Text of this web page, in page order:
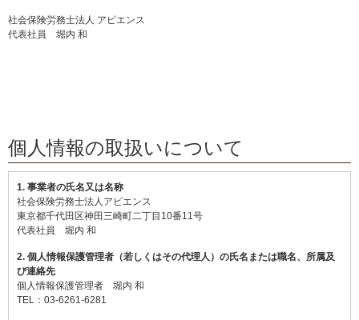
社会保険労務士法人 アピエンス
代表社員 堀内 和
個人情報の取扱いについて
1. 事業者の氏名又は名称
社会保険労務士法人アピエンス
東京都千代田区神田三崎町二丁目10番11号
代表社員 堀内 和
2. 個人情報保護管理者（若しくはその代理人）の氏名または職名、所属及
び連絡先
個人情報保護管理者 堀内 和
TEL：03-6261-6281